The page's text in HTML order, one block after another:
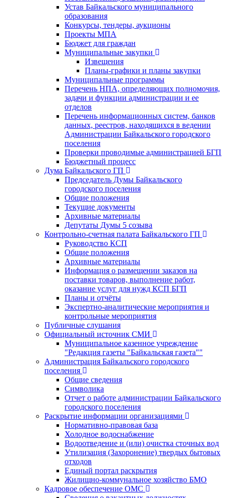
Устав Байкальского муниципального
образования
Конкурсы, тендеры, аукционы
Проекты МПА
Бюджет для граждан
Муниципальные закупки
Извещения
Планы-графики и планы закупки
Муниципальные программы
Перечень НПА, определяющих полномочия,
задачи и функции администрации и ее
отделов
Перечень информационных систем, банков
данных, реестров, находящихся в ведении
Администрации Байкальского городского
поселения
Проверки проводимые администрацией БГП
Бюджетный процесс
Дума Байкальского ГП
Председатель Думы Байкальского
городского поселения
Общие положения
Текущие документы
Архивные материалы
Депутаты Думы 5 созыва
Контрольно-счетная палата Байкальского ГП
Руководство КСП
Общие положения
Архивные материалы
Информация о размещении заказов на
поставки товаров, выполнение работ,
оказание услуг для нужд КСП БГП
Планы и отчёты
Экспертно-аналитические мероприятия и
контрольные мероприятия
Публичные слушания
Официальный источник СМИ
Муниципальное казенное учреждение
"Редакция газеты "Байкальская газета""
Администрация Байкальского городского
поселения
Общие сведения
Символика
Отчет о работе администрации Байкальского
городского поселения
Раскрытие информации организациями
Нормативно-правовая база
Холодное водоснабжение
Водоотведение и (или) очистка сточных вод
Утилизация (Захоронение) твердых бытовых
отходов
Единый портал раскрытия
Жилищно-коммунальное хозяйство БМО
Кадровое обеспечение ОМС